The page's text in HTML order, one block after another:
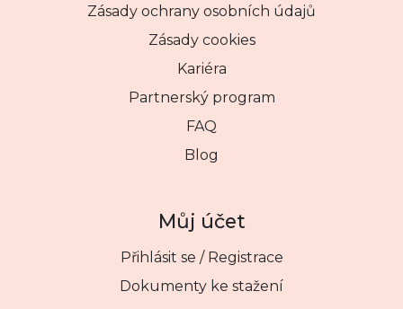
Zásady ochrany osobních údajů
Zásady cookies
Kariéra
Partnerský program
FAQ
Blog
Můj účet
Přihlásit se / Registrace
Dokumenty ke stažení